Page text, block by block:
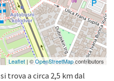
Leaflet | ©OpenStreetMapcontributors
si trova a circa 2,5 km dal